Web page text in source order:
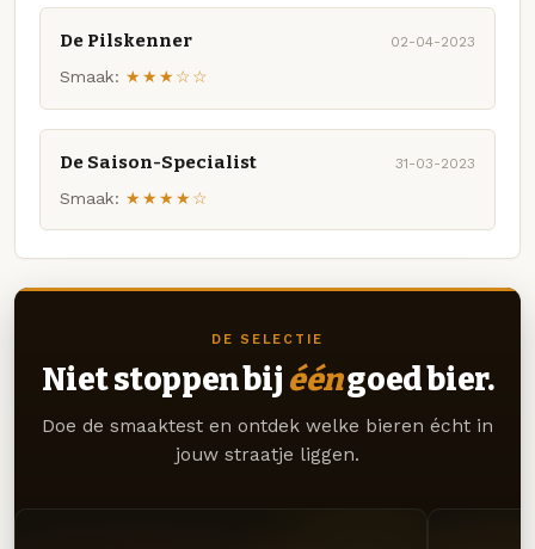
De Pilskenner 02-04-2023
Smaak: ★★★☆☆
De Saison-Specialist 31-03-2023
Smaak: ★★★★☆
DE SELECTIE
Niet stoppen bij ééngoed bier.
Doe de smaaktest en ontdek welke bieren écht in
jouw straatje liggen.